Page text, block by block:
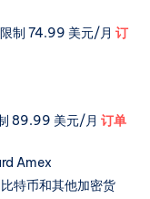
制 74.99 美元/月 订
89.99 美元/月 订单
Amex
特币和其他加密货